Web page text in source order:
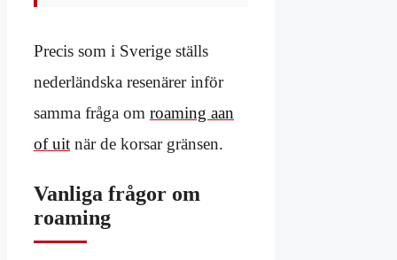
Precis som i Sverige ställs
nederländska resenärer inför
samma fråga om roaming aan
of uit när de korsar gränsen.
Vanliga frågor om
roaming